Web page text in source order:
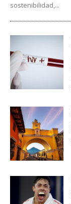
sostenibilidad,...